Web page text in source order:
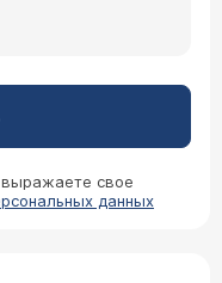
выражаете свое
данных